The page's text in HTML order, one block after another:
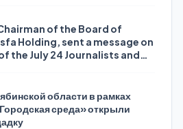
of the Board of
Holding, sent a message on
the July 24 Journalists and
области в рамках
среда» открыли